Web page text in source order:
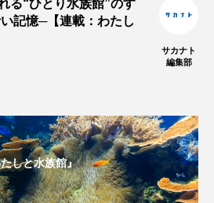
ポットベリーシーホース
ヅキノエボシ
ミナミヌマエビ
る“ひとり水族館”のす
記憶─【連載：わたし
サカナト
編集部
しと水族館』